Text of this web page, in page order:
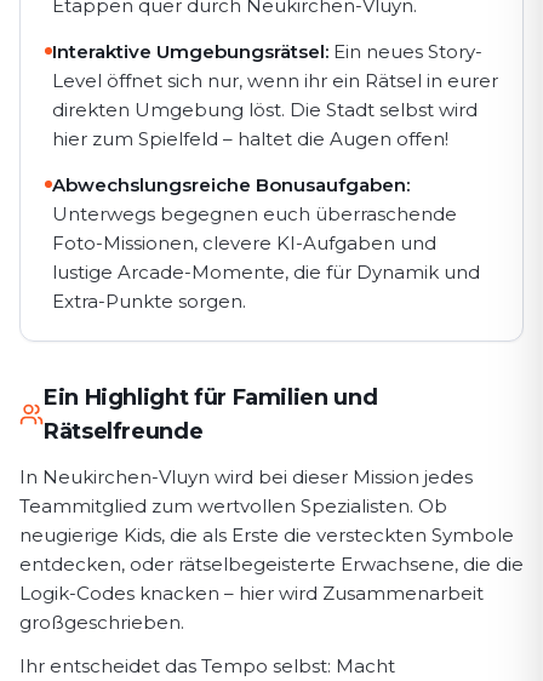
Etappen quer durch Neukirchen-Vluyn.
Interaktive Umgebungsrätsel: Ein neues Story-
Level öffnet sich nur, wenn ihr ein Rätsel in eurer
direkten Umgebung löst. Die Stadt selbst wird
hier zum Spielfeld – haltet die Augen offen!
Abwechslungsreiche Bonusaufgaben:
Unterwegs begegnen euch überraschende
Foto-Missionen, clevere KI-Aufgaben und
lustige Arcade-Momente, die für Dynamik und
Extra-Punkte sorgen.
Ein Highlight für Familien und
Rätselfreunde
In Neukirchen-Vluyn wird bei dieser Mission jedes
Teammitglied zum wertvollen Spezialisten. Ob
neugierige Kids, die als Erste die versteckten Symbole
entdecken, oder rätselbegeisterte Erwachsene, die die
Logik-Codes knacken – hier wird Zusammenarbeit
großgeschrieben.
Ihr entscheidet das Tempo selbst: Macht